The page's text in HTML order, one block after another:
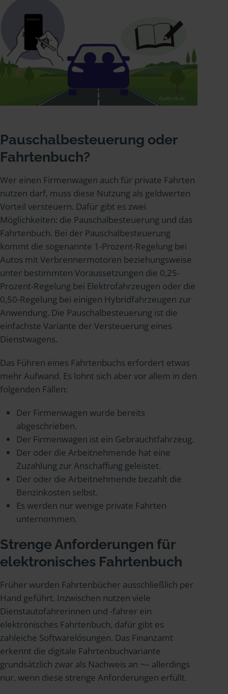
Pauschalbesteuerung oder
Fahrtenbuch?
Wer einen Firmenwagen auch für private Fahrten
nutzen darf, muss diese Nutzung als geldwerten
Vorteil versteuern. Dafür gibt es zwei
Möglichkeiten: die Pauschalbesteuerung und das
Fahrtenbuch. Bei der Pauschalbesteuerung
kommt die sogenannte 1-Prozent-Regelung bei
Autos mit Verbrennermotoren beziehungsweise
unter bestimmten Voraussetzungen die 0,25-
Prozent-Regelung bei Elektrofahrzeugen oder die
0,50-Regelung bei einigen Hybridfahrzeugen zur
Anwendung. Die Pauschalbesteuerung ist die
einfachste Variante der Versteuerung eines
Dienstwagens.
Das Führen eines Fahrtenbuchs erfordert etwas
mehr Aufwand. Es lohnt sich aber vor allem in den
folgenden Fällen:
Der Firmenwagen wurde bereits
abgeschrieben.
Der Firmenwagen ist ein Gebrauchtfahrzeug.
Der oder die Arbeitnehmende hat eine
Zuzahlung zur Anschaffung geleistet.
Der oder die Arbeitnehmende bezahlt die
Benzinkosten selbst.
Es werden nur wenige private Fahrten
unternommen.
Strenge Anforderungen für
elektronisches Fahrtenbuch
Früher wurden Fahrtenbücher ausschließlich per
Hand geführt. Inzwischen nutzen viele
Dienstautofahrerinnen und -fahrer ein
elektronisches Fahrtenbuch, dafür gibt es
zahleiche Softwarelösungen. Das Finanzamt
erkennt die digitale Fahrtenbuchvariante
grundsätzlich zwar als Nachweis an ¬– allerdings
nur, wenn diese strenge Anforderungen erfüllt.